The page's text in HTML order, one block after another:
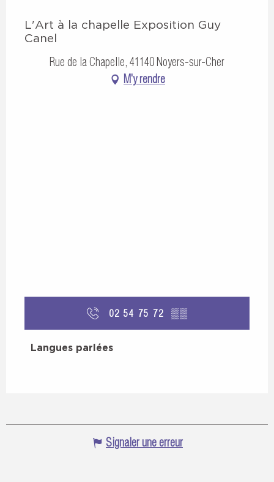
L'Art à la chapelle Exposition Guy
Canel
Rue de la Chapelle, 41140 Noyers-sur-Cher
M'y rendre
02 54 75 72 ▒▒
Langues parlées
Langues parlées
Signaler une erreur